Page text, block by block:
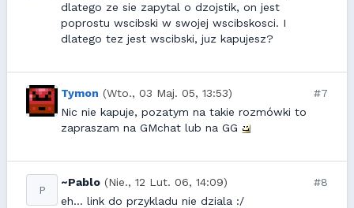
dlatego ze sie zapytal o dzojstik, on jest
poprostu wscibski w swojej wscibskosci. I
dlatego tez jest wscibski, juz kapujesz?
Tymon (Wto., 03 Maj. 05, 13:53)
#7
Nic nie kapuje, pozatym na takie rozmówki to
zapraszam na GMchat lub na GG
P
~Pablo (Nie., 12 Lut. 06, 14:09)
#8
eh... link do przykladu nie dziala :/